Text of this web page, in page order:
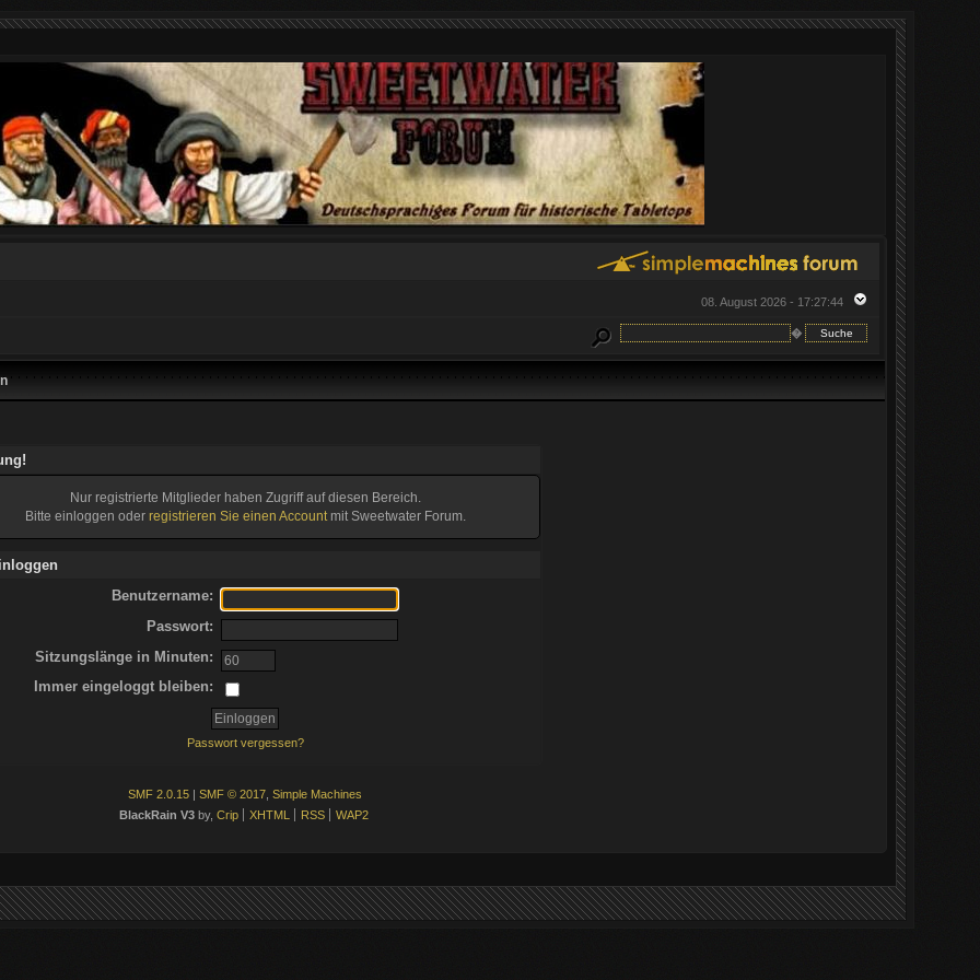
08. August 2026 - 17:27:44
�
Nur registrierte Mitglieder haben Zugriff auf diesen Bereich.
Bitte einloggen oder registrieren Sie einen Accountmit Sweetwater Forum.
Benutzername:
Passwort:
Sitzungslänge in Minuten:
Immer eingeloggt bleiben:
Passwort vergessen?
SMF 2.0.15 | SMF © 2017 Simple Machines
BlackRain V3 by, Crip XHTML RSS WAP2